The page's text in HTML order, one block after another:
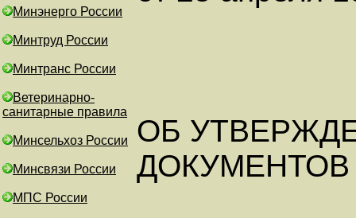
Минэнерго России
Минтруд России
Минтранс России
Ветеринарно-
санитарные правила
Минсельхоз России
Минсвязи России
МПС России
ОБ